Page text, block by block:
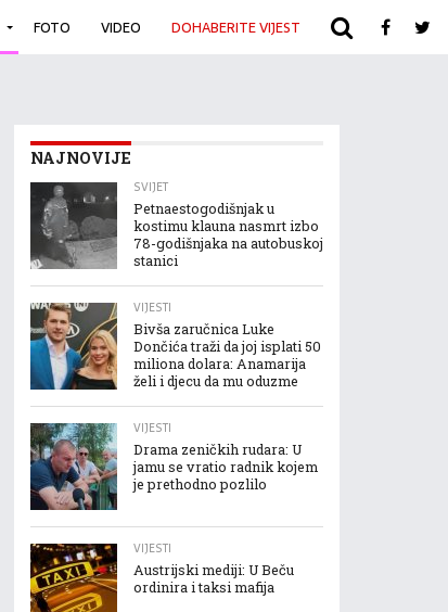
FOTO VIDEO DOHABERITE VIJEST ARHIVA
NAJNOVIJE
SVIJET
Petnaestogodišnjak u
kostimu klauna nasmrt izbo
78-godišnjaka na autobuskoj
stanici
VIJESTI
Bivša zaručnica Luke
Dončića traži da joj isplati 50
miliona dolara: Anamarija
želi i djecu da mu oduzme
VIJESTI
Drama zeničkih rudara: U
jamu se vratio radnik kojem
je prethodno pozlilo
VIJESTI
Austrijski mediji: U Beču
ordinira i taksi mafija